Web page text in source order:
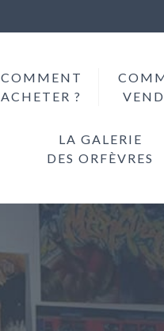
COMMENT
ACHETER ?
LA GALERIE
DES ORFÈVRES